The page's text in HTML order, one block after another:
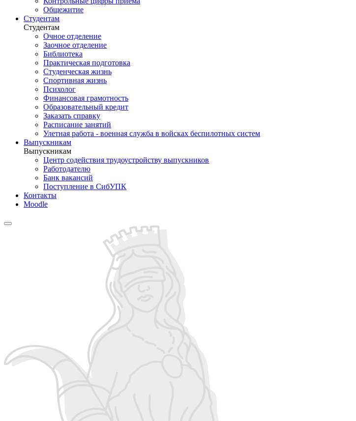
Общежитие
Студентам
Студентам
Очное отделение
Заочное отделение
Библиотека
Практическая подготовка
Студенческая жизнь
Спортивная жизнь
Психолог
Финансовая грамотность
Образовательный кредит
Заказать справку
Расписание занятий
Улетная работа - военная служба в войсках беспилотных систем
Выпускникам
Выпускникам
Центр содействия трудоустройству выпускников
Работодателю
Банк вакансий
Поступление в СибУПК
Контакты
Moodle